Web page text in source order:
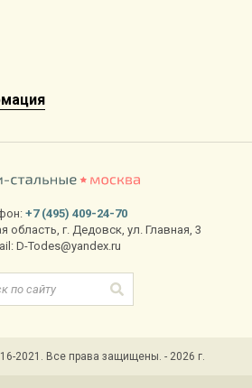
+7 (495) 409-24-70
область, г. Дедовск, ул. Главная, 3
D-Todes@yandex.ru
2021. Все права защищены. - 2026 г.